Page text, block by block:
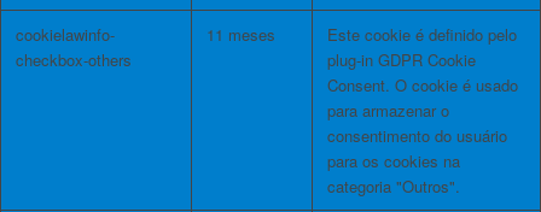
cookielawinfo-
checkbox-others
11 meses
Este cookie é definido pelo
plug-in GDPR Cookie
Consent. O cookie é usado
para armazenar o
consentimento do usuário
para os cookies na
categoria "Outros".